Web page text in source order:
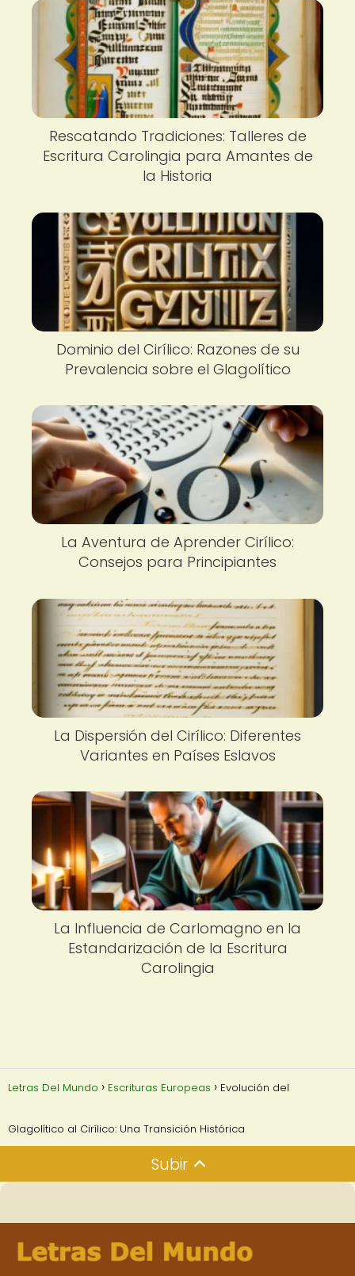
Rescatando Tradiciones: Talleres de
Escritura Carolingia para Amantes de
la Historia
Dominio del Cirílico: Razones de su
Prevalencia sobre el Glagolítico
La Aventura de Aprender Cirílico:
Consejos para Principiantes
La Dispersión del Cirílico: Diferentes
Variantes en Países Eslavos
La Influencia de Carlomagno en la
Estandarización de la Escritura
Carolingia
Letras Del Mundo Escrituras Europeas Evolución del
Glagolítico al Cirílico: Una Transición Histórica
Subir